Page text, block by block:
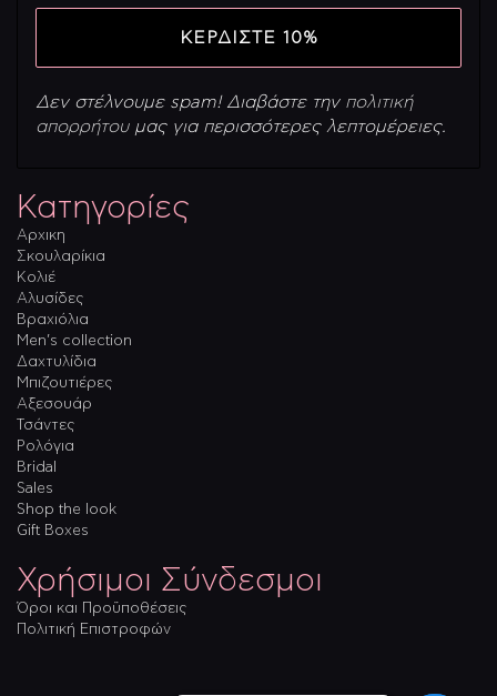
Δεν στέλνουμε spam! Διαβάστε την πολιτική
απορρήτουμας για περισσότερες λεπτομέρειες.
Κατηγορίες
Αρχικη
Σκουλαρίκια
Κολιέ
Αλυσίδες
Βραχιόλια
Men’s collection
Δαχτυλίδια
Μπιζουτιέρες
Αξεσουάρ
Τσάντες
Ρολόγια
Bridal
Sales
Shop the look
Gift Boxes
Χρήσιμοι Σύνδεσμοι
Όροι και Προϋποθέσεις
Πολιτική Επιστροφών